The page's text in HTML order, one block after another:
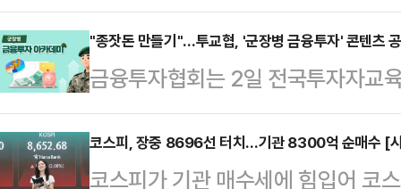
위해 투자 입문 과정을 단계별로
멀티미디어 콘텐츠를 제작·공개한
시작해야 하나요?"라는 초보 투자
다.▲왜 투자를 해야 …
모가 동반 참여하는 '온 가족이 함
다.이번 경제캠프는 겨울방학을 맞
됐으며, 경제금융교육연구회 소속
여름방학부터 시작된 경제캠프는
행사에는 초등학생과 학부모 등
"종잣돈 만들기"…투교협, '군장병 금융투자' 콘텐츠
금융투자협회는 2일 전국투자자교
돕는 '군장병 금융투자 아카데미'
혔다.투교협은 금투협을 포함해 금
설립한 투자자 교육 전문 기관이다
코스피, 장중 8696선 터치…기관 8300억 순매수 [
코스피가 기관 매수세에 힘입어 코